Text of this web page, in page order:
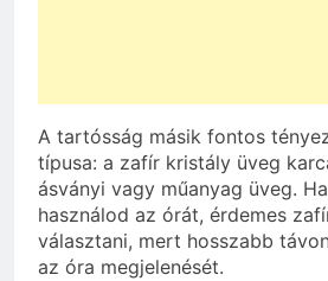
A tartósság másik fontos
típusa: a zafír kristály üveg
ásványi vagy műanyag üveg.
használod az órát, érdemes
választani, mert hosszabb
az óra megjelenését.